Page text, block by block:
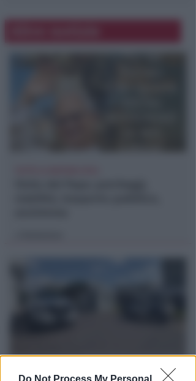
Do Not Process My Personal
DALL'8 AL 15 AGOSTO